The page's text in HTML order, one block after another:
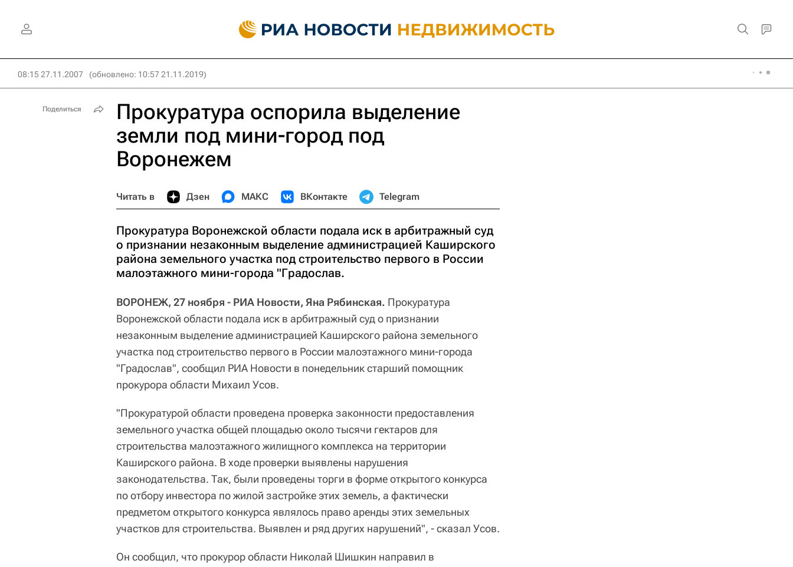
08:15 27.11.2007 (обновлено: 10:57 21.11.2019)
Прокуратура оспорила выделение
земли под мини-город под
Воронежем
Читать в Дзен МАКС ВКонтакте Telegram
Прокуратура Воронежской области подала иск в арбитражный суд
о признании незаконным выделение администрацией Каширского
района земельного участка под строительство первого в России
малоэтажного мини-города "Градослав.
ВОРОНЕЖ, 27 ноября - РИА Новости, Яна Рябинская. Прокуратура
Воронежской области подала иск в арбитражный суд о признании
незаконным выделение администрацией Каширского района земельного
участка под строительство первого в России малоэтажного мини-города
"Градослав", сообщил РИА Новости в понедельник старший помощник
прокурора области Михаил Усов.
"Прокуратурой области проведена проверка законности предоставления
земельного участка общей площадью около тысячи гектаров для
строительства малоэтажного жилищного комплекса на территории
Каширского района. В ходе проверки выявлены нарушения
законодательства. Так, были проведены торги в форме открытого конкурса
по отбору инвестора по жилой застройке этих земель, а фактически
предметом открытого конкурса являлось право аренды этих земельных
участков для строительства. Выявлен и ряд других нарушений", - сказал Усов.
Он сообщил, что прокурор области Николай Шишкин направил в
Поделиться